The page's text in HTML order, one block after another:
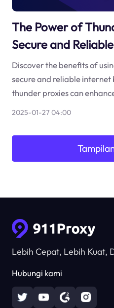
The Power of
Secure and
Discover the benefits of
secure and reliable internet
thunder proxies can
2025-01-27 04:00
Lebih Cepat, Lebih Kuat,
Hubungi kami